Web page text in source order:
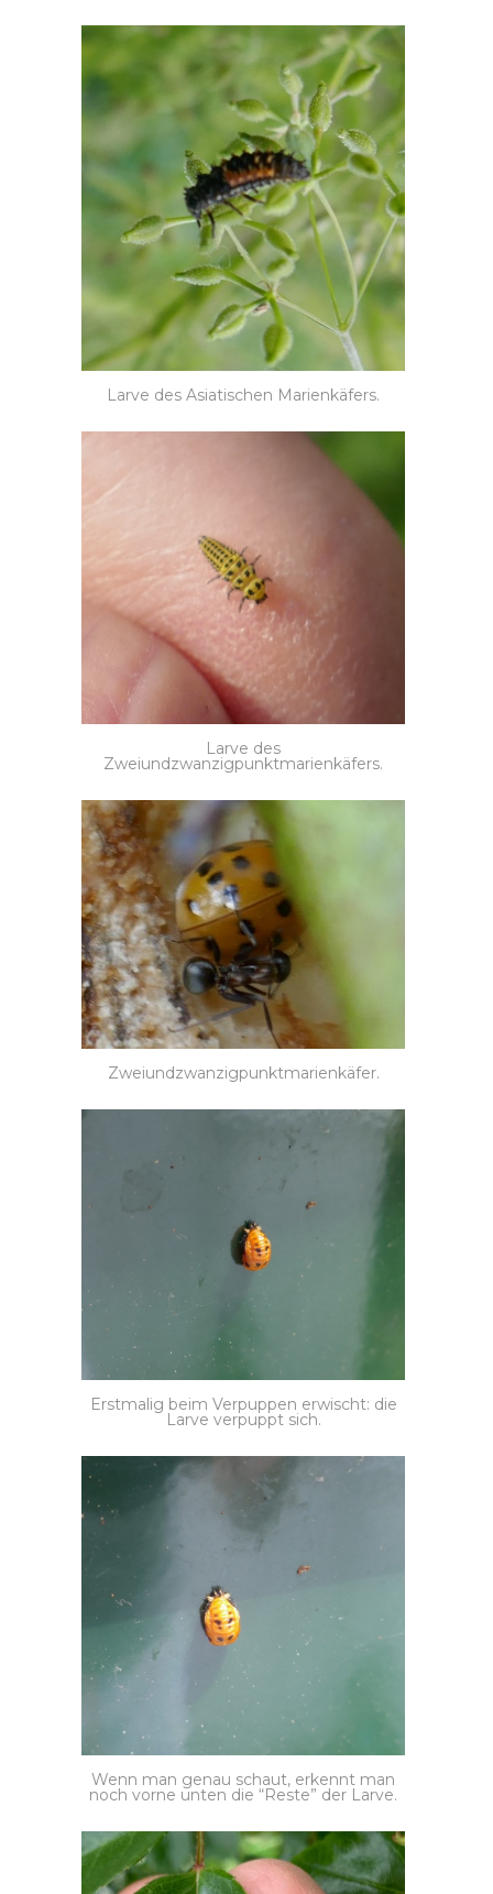
Larve des Asiatischen Marienkäfers.
Larve des
Zweiundzwanzigpunktmarienkäfers.
Zweiundzwanzigpunktmarienkäfer.
Erstmalig beim Verpuppen erwischt: die
Larve verpuppt sich.
Wenn man genau schaut, erkennt man
noch vorne unten die “Reste” der Larve.